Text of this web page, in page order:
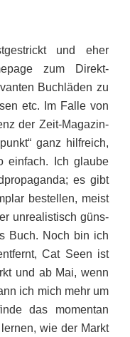
und eher
zum Direkt-
Buch­l­äden zu
etc. Im Falle von
der Zeit-Magazin-
ganz hilfreich,
einfach. Ich glaube
es gibt
bestellen, meist
unrealistisch güns­-
Buch. Noch bin ich
Cat Seen ist
und ab Mai, wenn
ich mich mehr um
das momentan
wie der Markt